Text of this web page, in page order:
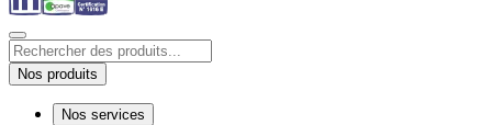
Nos produits
Nos services